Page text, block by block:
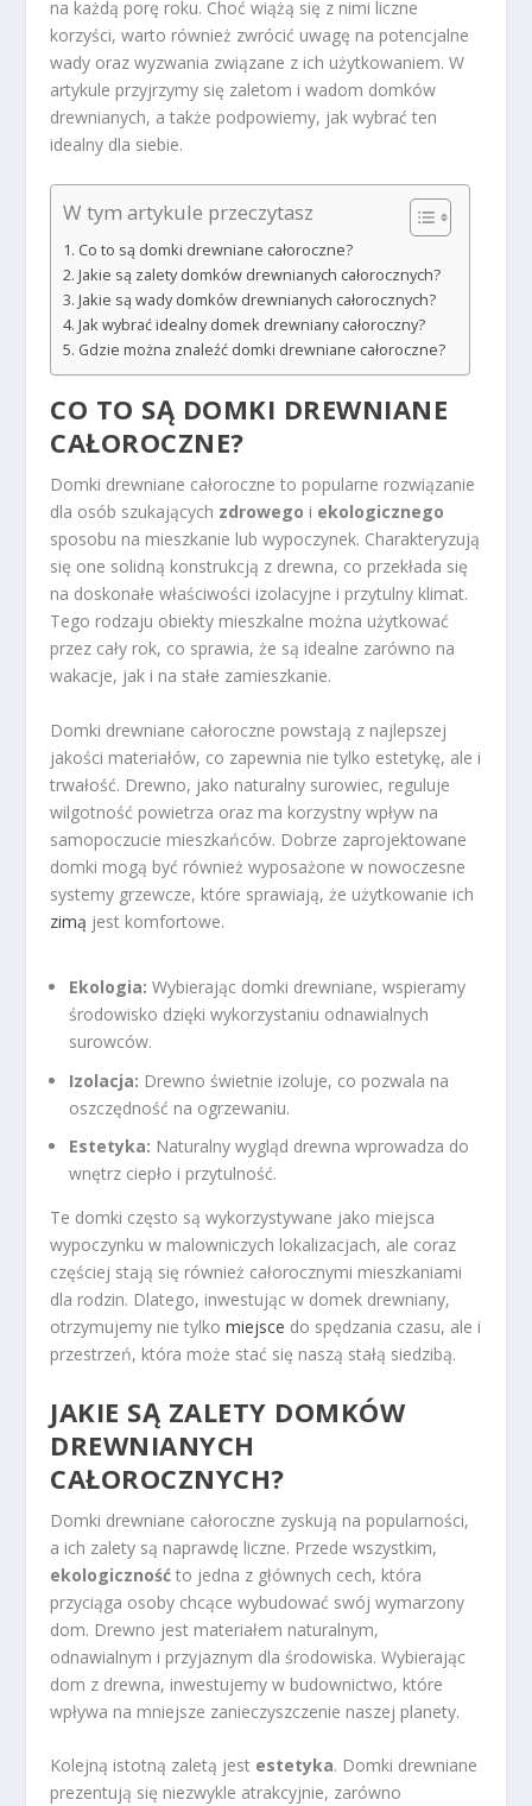
na każdą porę roku. Choć wiążą się z nimi liczne
korzyści, warto również zwrócić uwagę na potencjalne
wady oraz wyzwania związane z ich użytkowaniem. W
artykule przyjrzymy się zaletom i wadom domków
drewnianych, a także podpowiemy, jak wybrać ten
idealny dla siebie.
W tym artykule przeczytasz
Co to są domki drewniane całoroczne?
Jakie są zalety domków drewnianych całorocznych?
Jakie są wady domków drewnianych całorocznych?
Jak wybrać idealny domek drewniany całoroczny?
Gdzie można znaleźć domki drewniane całoroczne?
CO TO SĄ DOMKI DREWNIANE
CAŁOROCZNE?
Domki drewniane całoroczne to popularne rozwiązanie
dla osób szukających zdrowego i ekologicznego
sposobu na mieszkanie lub wypoczynek. Charakteryzują
się one solidną konstrukcją z drewna, co przekłada się
na doskonałe właściwości izolacyjne i przytulny klimat.
Tego rodzaju obiekty mieszkalne można użytkować
przez cały rok, co sprawia, że są idealne zarówno na
wakacje, jak i na stałe zamieszkanie.
Domki drewniane całoroczne powstają z najlepszej
jakości materiałów, co zapewnia nie tylko estetykę, ale i
trwałość. Drewno, jako naturalny surowiec, reguluje
wilgotność powietrza oraz ma korzystny wpływ na
samopoczucie mieszkańców. Dobrze zaprojektowane
domki mogą być również wyposażone w nowoczesne
systemy grzewcze, które sprawiają, że użytkowanie ich
zimą jest komfortowe.
Ekologia: Wybierając domki drewniane, wspieramy
środowisko dzięki wykorzystaniu odnawialnych
surowców.
Izolacja: Drewno świetnie izoluje, co pozwala na
oszczędność na ogrzewaniu.
Estetyka: Naturalny wygląd drewna wprowadza do
wnętrz ciepło i przytulność.
Te domki często są wykorzystywane jako miejsca
wypoczynku w malowniczych lokalizacjach, ale coraz
częściej stają się również całorocznymi mieszkaniami
dla rodzin. Dlatego, inwestując w domek drewniany,
otrzymujemy nie tylkomiejsce do spędzania czasu, ale i
przestrzeń, która może stać się naszą stałą siedzibą.
JAKIE SĄ ZALETY DOMKÓW
DREWNIANYCH
CAŁOROCZNYCH?
Domki drewniane całoroczne zyskują na popularności,
a ich zalety są naprawdę liczne. Przede wszystkim,
ekologiczność to jedna z głównych cech, która
przyciąga osoby chcące wybudować swój wymarzony
dom. Drewno jest materiałem naturalnym,
odnawialnym i przyjaznym dla środowiska. Wybierając
dom z drewna, inwestujemy w budownictwo, które
wpływa na mniejsze zanieczyszczenie naszej planety.
Kolejną istotną zaletą jest estetyka. Domki drewniane
prezentują się niezwykle atrakcyjnie, zarówno